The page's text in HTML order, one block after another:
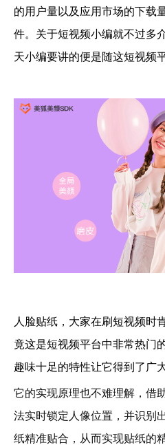
的用户量以及应用市场的下载
件。关于短视频小编就不过多
天小编要讲的便是随这短视频
人脸贴纸，大家在刷短视频时
竟这是短视频平台中非常热门
趣味十足的特性让它得到了广
它的实现原理也不难理解，借
法实时锁定人像位置，并识别
纸精准贴合，从而实现贴纸的